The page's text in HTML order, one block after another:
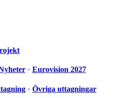
• Eurovision 2027
• Övriga uttagningar